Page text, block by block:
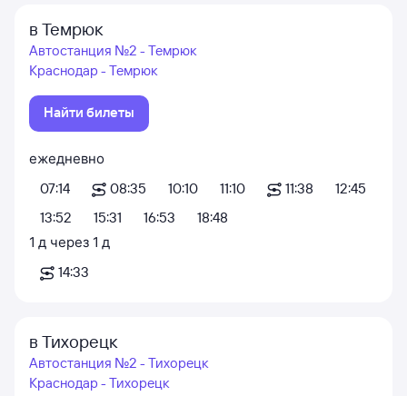
в Темрюк
Автостанция №2 - Темрюк
Краснодар - Темрюк
Найти билеты
ежедневно
07:14
08:35 10:10 11:10 11:38
12:45
13:52
15:31 16:53
18:48
1 д через 1 д
14:33
в Тихорецк
Автостанция №2 - Тихорецк
Краснодар - Тихорецк